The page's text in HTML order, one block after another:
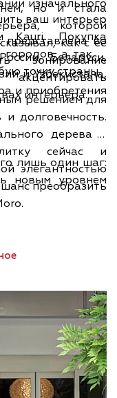
изначального
во
Беларуси,
и Узбекистана,
и приобретения
но и стала
которой
как с ее
зонирование
интерьера.
ваш интерьер
Kauri. Покупка
а также
точку страны.
решением для
и долговечность.
дерева в
сейчас и
элегантностью
преобразить
лишь один шаг:
новым уровнем